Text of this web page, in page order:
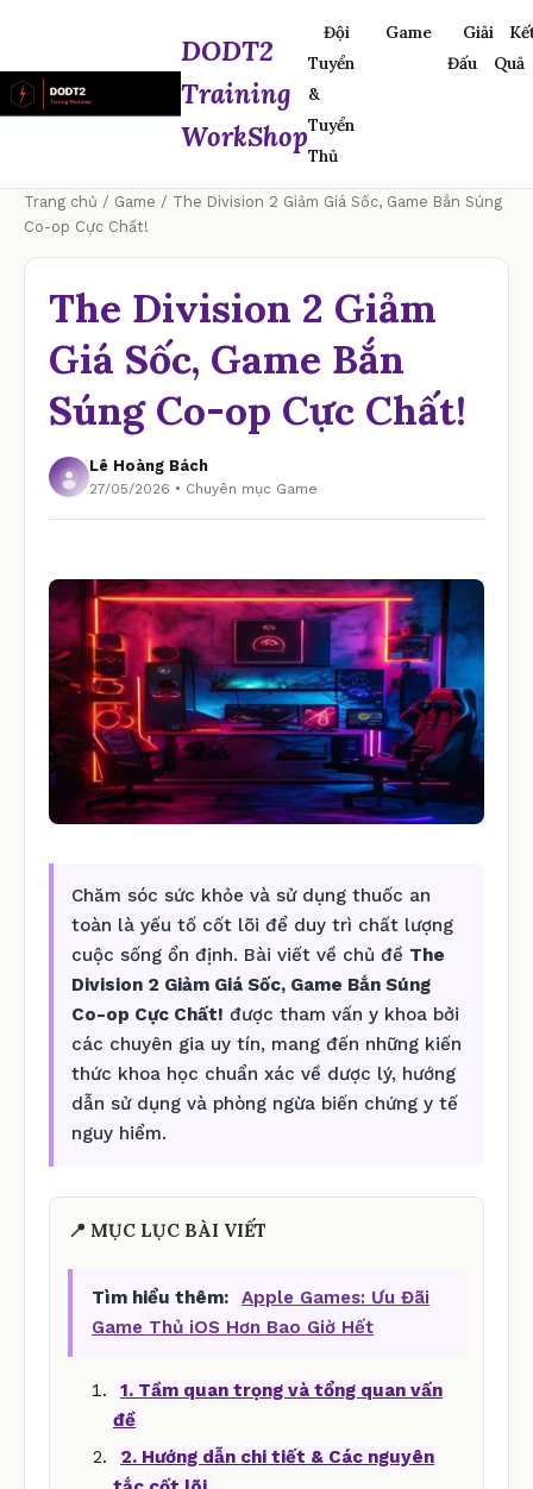
DODT2
Training
WorkShop
Đội
Tuyển
&
Tuyển
Thủ
Game
Giải
Đấu
Quả
Trang chủ / Game / The Division 2 Giảm Giá Sốc, Game Bắn Súng
Co-op Cực Chất!
The Division 2 Giảm
Giá Sốc, Game Bắn
Súng Co-op Cực Chất!
Lê Hoàng Bách
27/05/2026 • Chuyên mục Game
Chăm sóc sức khỏe và sử dụng thuốc an
toàn là yếu tố cốt lõi để duy trì chất lượng
cuộc sống ổn định. Bài viết về chủ đề The
Division 2 Giảm Giá Sốc, Game Bắn Súng
Co-op Cực Chất! được tham vấn y khoa bởi
các chuyên gia uy tín, mang đến những kiến
thức khoa học chuẩn xác về dược lý, hướng
dẫn sử dụng và phòng ngừa biến chứng y tế
nguy hiểm.
📍 MỤC LỤC BÀI VIẾT
Tìm hiểu thêm:
Apple Games: Ưu Đãi
Game Thủ iOS Hơn Bao Giờ Hết
1. Tầm quan trọng và tổng quan vấn
đề
2. Hướng dẫn chi tiết & Các nguyên